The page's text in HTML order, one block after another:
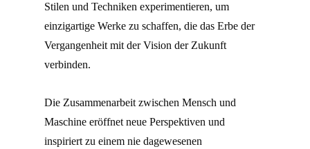
Stilen und Techniken experimentieren, um
einzigartige Werke zu schaffen, die das Erbe der
Vergangenheit mit der Vision der Zukunft
verbinden.
Die Zusammenarbeit zwischen Mensch und
Maschine eröffnet neue Perspektiven und
inspiriert zu einem nie dagewesenen